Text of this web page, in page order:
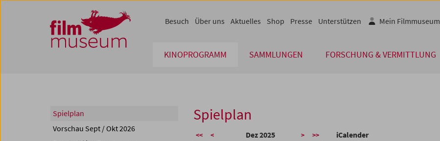
Zum Inhalt
Zum Hauptmenü
Zur Servicenavigation
Zum Suche
KINOPROGRAMM SAMMLUNGEN FORSCHUNG & VERMITTLUNG
Besuch Über uns Aktuelles Shop Presse Unterstützen Mein Filmmuseum
Spielplan
Vorschau Sept / Okt 2026
Spielplan
<< < Dez 2025 > >> iCalender